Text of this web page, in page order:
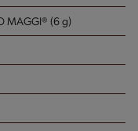
MAGGI® (6 g)